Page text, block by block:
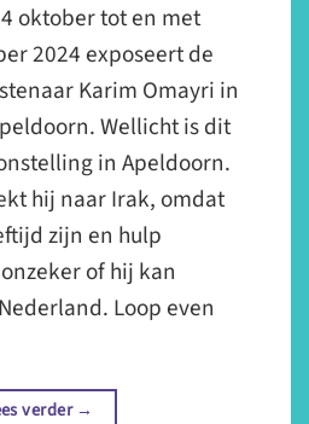
oktober tot en met
2024 exposeert de
Karim Omayri in
Wellicht is dit
in Apeldoorn.
hij naar Irak, omdat
zijn en hulp
of hij kan
Loop even
verder→